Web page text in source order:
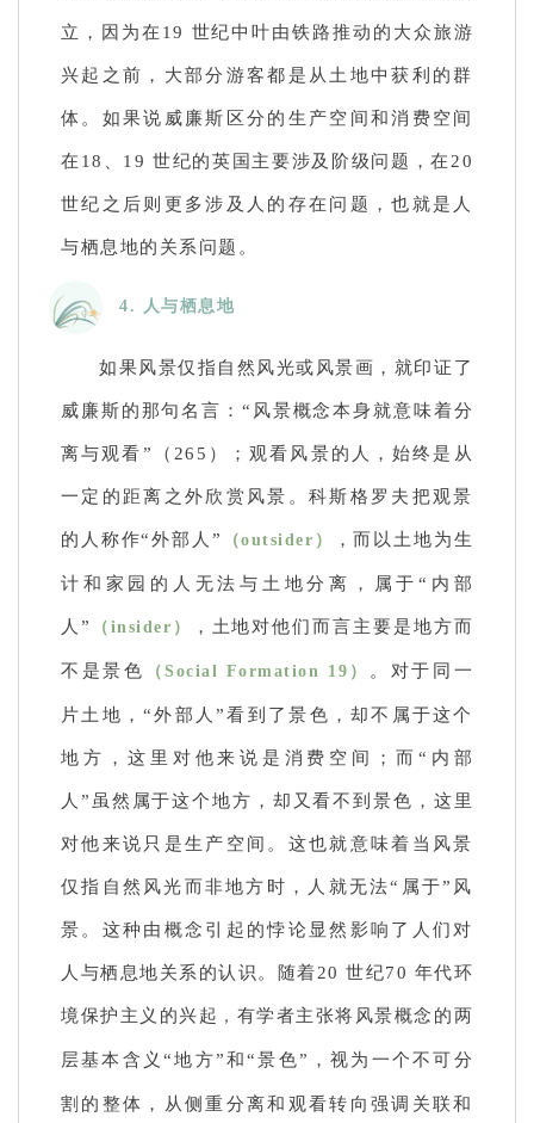
立，因为在19 世纪中叶由铁路推动的大众旅游
兴起之前，大部分游客都是从土地中获利的群
体。如果说威廉斯区分的生产空间和消费空间
在18、19 世纪的英国主要涉及阶级问题，在20
世纪之后则更多涉及人的存在问题，也就是人
与栖息地的关系问题。
4. 人与栖息地
如果风景仅指自然风光或风景画，就印证了
威廉斯的那句名言：“风景概念本身就意味着分
离与观看”（265）；观看风景的人，始终是从
一定的距离之外欣赏风景。科斯格罗夫把观景
的人称作“外部人” （outsider） ，而以土地为生
计和家园的人无法与土地分离，属于“内部
人” （insider） ，土地对他们而言主要是地方而
不是景色 （Social Formation 19） 。对于同一
片土地，“外部人”看到了景色，却不属于这个
地方，这里对他来说是消费空间；而“内部
人”虽然属于这个地方，却又看不到景色，这里
对他来说只是生产空间。这也就意味着当风景
仅指自然风光而非地方时，人就无法“属于”风
景。这种由概念引起的悖论显然影响了人们对
人与栖息地关系的认识。随着20 世纪70 年代环
境保护主义的兴起 ， 有学者主张将风景概念的两
层基本含义“地方”和“景色”，视为一个不可分
割的整体，从侧重分离和观看转向强调关联和